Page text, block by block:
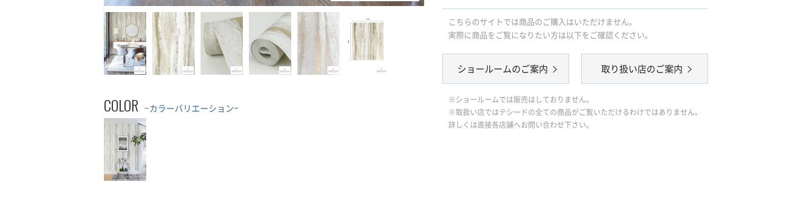
COLOR −カラーバリエーション−
こちらのサイトでは商品のご購入はいただけません。
実際に商品をご覧になりたい方は以下をご確認ください。
ショールームのご案内 取り扱い店のご案内
※ショールームでは販売はしておりません。
※取扱い店ではテシードの全ての商品がご覧いただけるわけではありません。
詳しくは直接各店舗へお問い合わせ下さい。